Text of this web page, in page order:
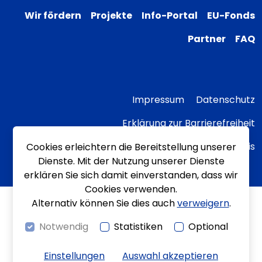
Wir fördern Projekte Info-Portal
EU-Fonds
Partner
FAQ
Impressum
Datenschutz
Erklärung zur Barrierefreiheit
Transparenzhinweis
Cookies erleichtern die Bereitstellung unserer
Dienste. Mit der Nutzung unserer Dienste
erklären Sie sich damit einverstanden, dass wir
Cookies verwenden.
Alternativ können Sie dies auchverweigern.
Notwendig
Statistiken Optional
Einstellungen Auswahl akzeptieren